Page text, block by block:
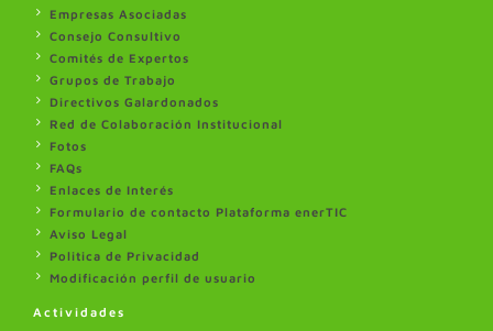
Empresas Asociadas
Consejo Consultivo
Comités de Expertos
Grupos de Trabajo
Directivos Galardonados
Red de Colaboración Institucional
Fotos
FAQs
Enlaces de Interés
Formulario de contacto Plataforma enerTIC
Aviso Legal
Politica de Privacidad
Modificación perfil de usuario
Actividades